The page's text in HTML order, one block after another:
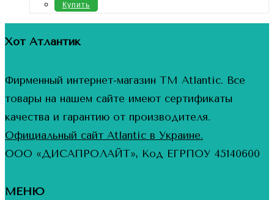
Купить
Хот Атлантик
Фирменный интернет-магазин ТМ Atlantic. Все
товары на нашем сайте имеют сертификаты
качества и гарантию от производителя.
Официальный сайт Atlantic в Украине.
ООО «ДИСАПРОЛАЙТ», Код ЕГРПОУ 45140600
МЕНЮ